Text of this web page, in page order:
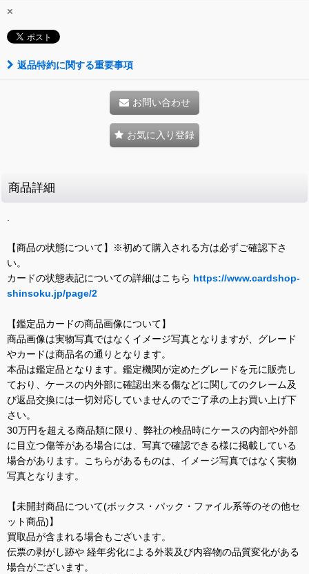
×
返品特約に関する重要事項
お問い合わせ
お気に入り登録
商品詳細
.
【商品の状態について】※初めて購入される方は必ずご確認下さ
い。
カードの状態表記についての詳細はこちら https://www.cardshop-
shinsoku.jp/page/2
【鑑定品カードの商品画像について】
商品画像は実物写真ではなくイメージ写真となりますが、グレード
やカードは商品名の通りとなります。
本品は鑑定品となります。鑑定機関が定めたグレードを元に販売し
ており、ケースの内外部に確認出来る傷などに関してのクレーム及
び返品交換には一切対応していませんのでご了承の上お買い上げ下
さい。
30万円を超える商品類に限り、弊社の検品時にケースの内部や外部
に目立つ傷等がある場合には、写真で確認できる様に掲載している
場合があります。こちらがあるものは、イメージ写真ではなく実物
写真となります。
【未開封商品について(ボックス・パック・ファイル系等のその他セ
ット商品)】
買取品が含まれる場合もございます。
伝票の剥がし跡や 経年劣化による外装及び内容物の品質変化がある
場合がございます。